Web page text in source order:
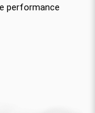
performance